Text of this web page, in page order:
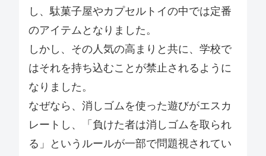
し、駄菓子屋やカプセルトイの中では定番
のアイテムとなりました。
しかし、その人気の高まりと共に、学校で
はそれを持ち込むことが禁止されるように
なりました。
なぜなら、消しゴムを使った遊びがエスカ
レートし、「負けた者は消しゴムを取られ
る」というルールが一部で問題視されてい